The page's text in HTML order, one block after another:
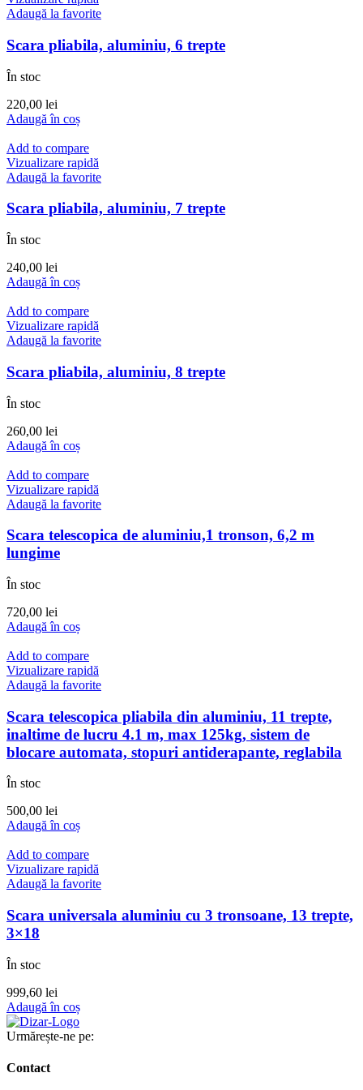
Adaugă la favorite
Scara pliabila, aluminiu, 6 trepte
În stoc
220,00 lei
Adaugă în coș
Add to compare
Vizualizare rapidă
Adaugă la favorite
Scara pliabila, aluminiu, 7 trepte
În stoc
240,00 lei
Adaugă în coș
Add to compare
Vizualizare rapidă
Adaugă la favorite
Scara pliabila, aluminiu, 8 trepte
În stoc
260,00 lei
Adaugă în coș
Add to compare
Vizualizare rapidă
Adaugă la favorite
Scara telescopica de aluminiu,1 tronson, 6,2 m
lungime
În stoc
720,00 lei
Adaugă în coș
Add to compare
Vizualizare rapidă
Adaugă la favorite
Scara telescopica pliabila din aluminiu, 11 trepte,
inaltime de lucru 4.1 m, max 125kg, sistem de
blocare automata, stopuri antiderapante, reglabila
În stoc
500,00 lei
Adaugă în coș
Add to compare
Vizualizare rapidă
Adaugă la favorite
Scara universala aluminiu cu 3 tronsoane, 13 trepte,
3×18
În stoc
999,60 lei
Adaugă în coș
Urmărește-ne pe:
Contact